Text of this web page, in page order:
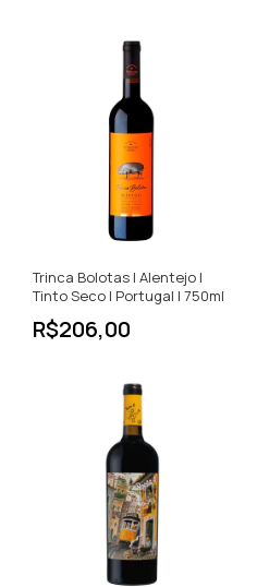
Trinca Bolotas | Alentejo |
Tinto Seco | Portugal | 750ml
R$206,00